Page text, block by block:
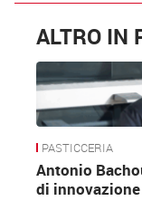
ALTRO IN
PASTICCERIA
Antonio
di